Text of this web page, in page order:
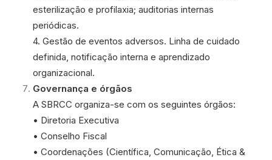
esterilização e profilaxia; auditorias internas
periódicas.
4. Gestão de eventos adversos. Linha de cuidado
definida, notificação interna e aprendizado
organizacional.
Governança e órgãos
A SBRCC organiza-se com os seguintes órgãos:
• Diretoria Executiva
• Conselho Fiscal
• Coordenações (Científica, Comunicação, Ética &